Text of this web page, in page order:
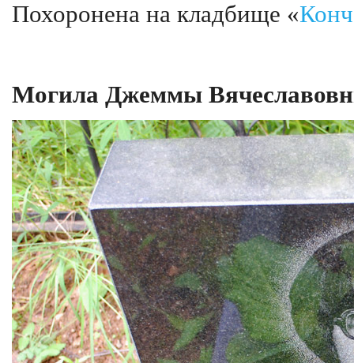
Похоронена на кладбище «
Могила Джеммы